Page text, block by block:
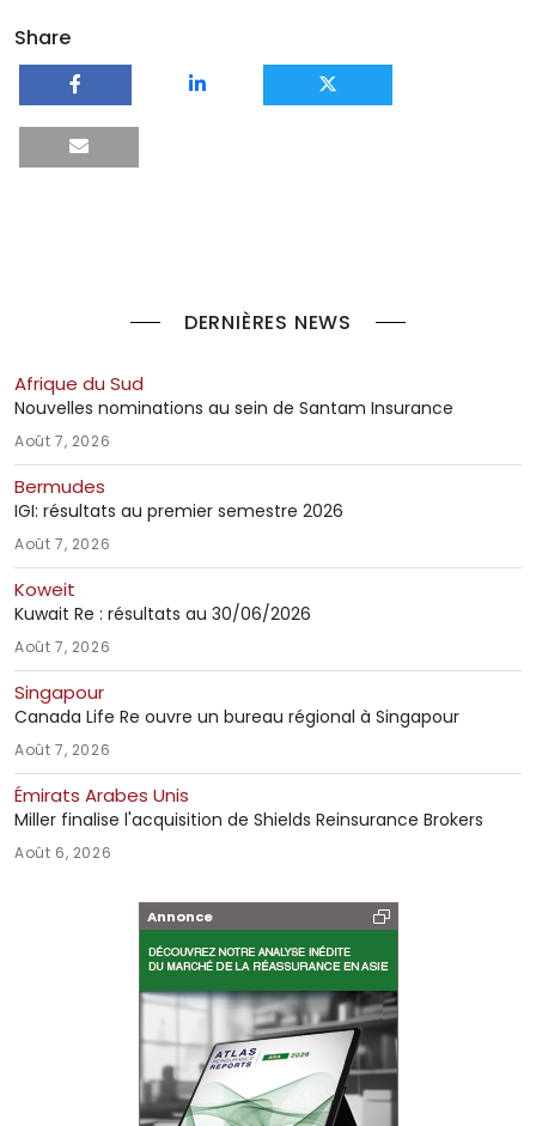
Share
DERNIÈRES NEWS
Afrique du Sud
Nouvelles nominations au sein de Santam Insurance
Août 7, 2026
Bermudes
IGI: résultats au premier semestre 2026
Août 7, 2026
Koweit
Kuwait Re : résultats au 30/06/2026
Août 7, 2026
Singapour
Canada Life Re ouvre un bureau régional à Singapour
Août 7, 2026
Émirats Arabes Unis
Miller finalise l'acquisition de Shields Reinsurance Brokers
Août 6, 2026
Annonce